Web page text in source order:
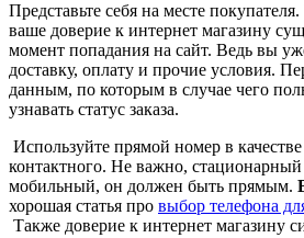
Представьте себя на месте
ваше доверие к интернет магазину
момент попадания на сайт. Ведь вы
доставку, оплату и прочие условия.
данным, по которым в случае чего
узнавать статус заказа.
Используйте прямой номер в
контактного. Не важно, стационарный
мобильный, он должен быть прямым.
хорошая статья про выбор телефона
Также доверие к интернет магазину